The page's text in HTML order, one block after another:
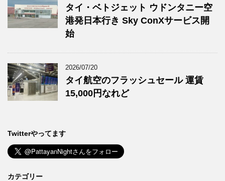
タイ・ベトジェット ウドンタニー空
港発日本行き Sky ConXサービス開
始
2026/07/20
タイ航空のフラッシュセール 運賃
15,000円なれど
Twitterやってます
カテゴリー